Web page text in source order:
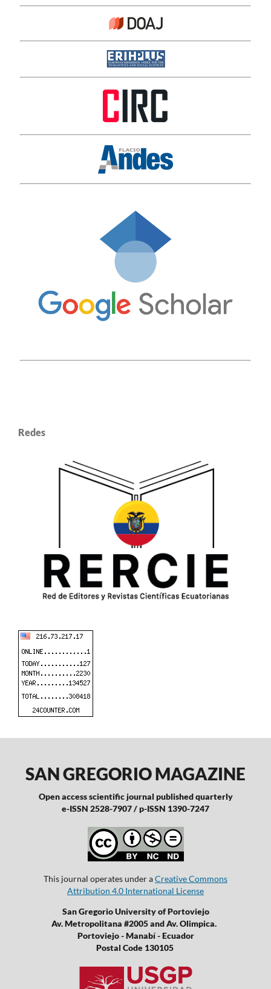
Redes
SAN GREGORIO MAGAZINE
Open access scientific journal published quarterly
e-ISSN 2528-7907 / p-ISSN 1390-7247
This journal operates under aCreative Commons
Attribution 4.0 International License
San Gregorio University of Portoviejo
Av. Metropolitana #2005 and Av. Olimpica.
Portoviejo - Manabí - Ecuador
Postal Code 130105